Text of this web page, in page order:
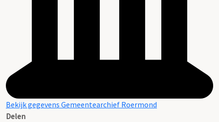
Bekijk gegevens Gemeentearchief Roermond
Delen